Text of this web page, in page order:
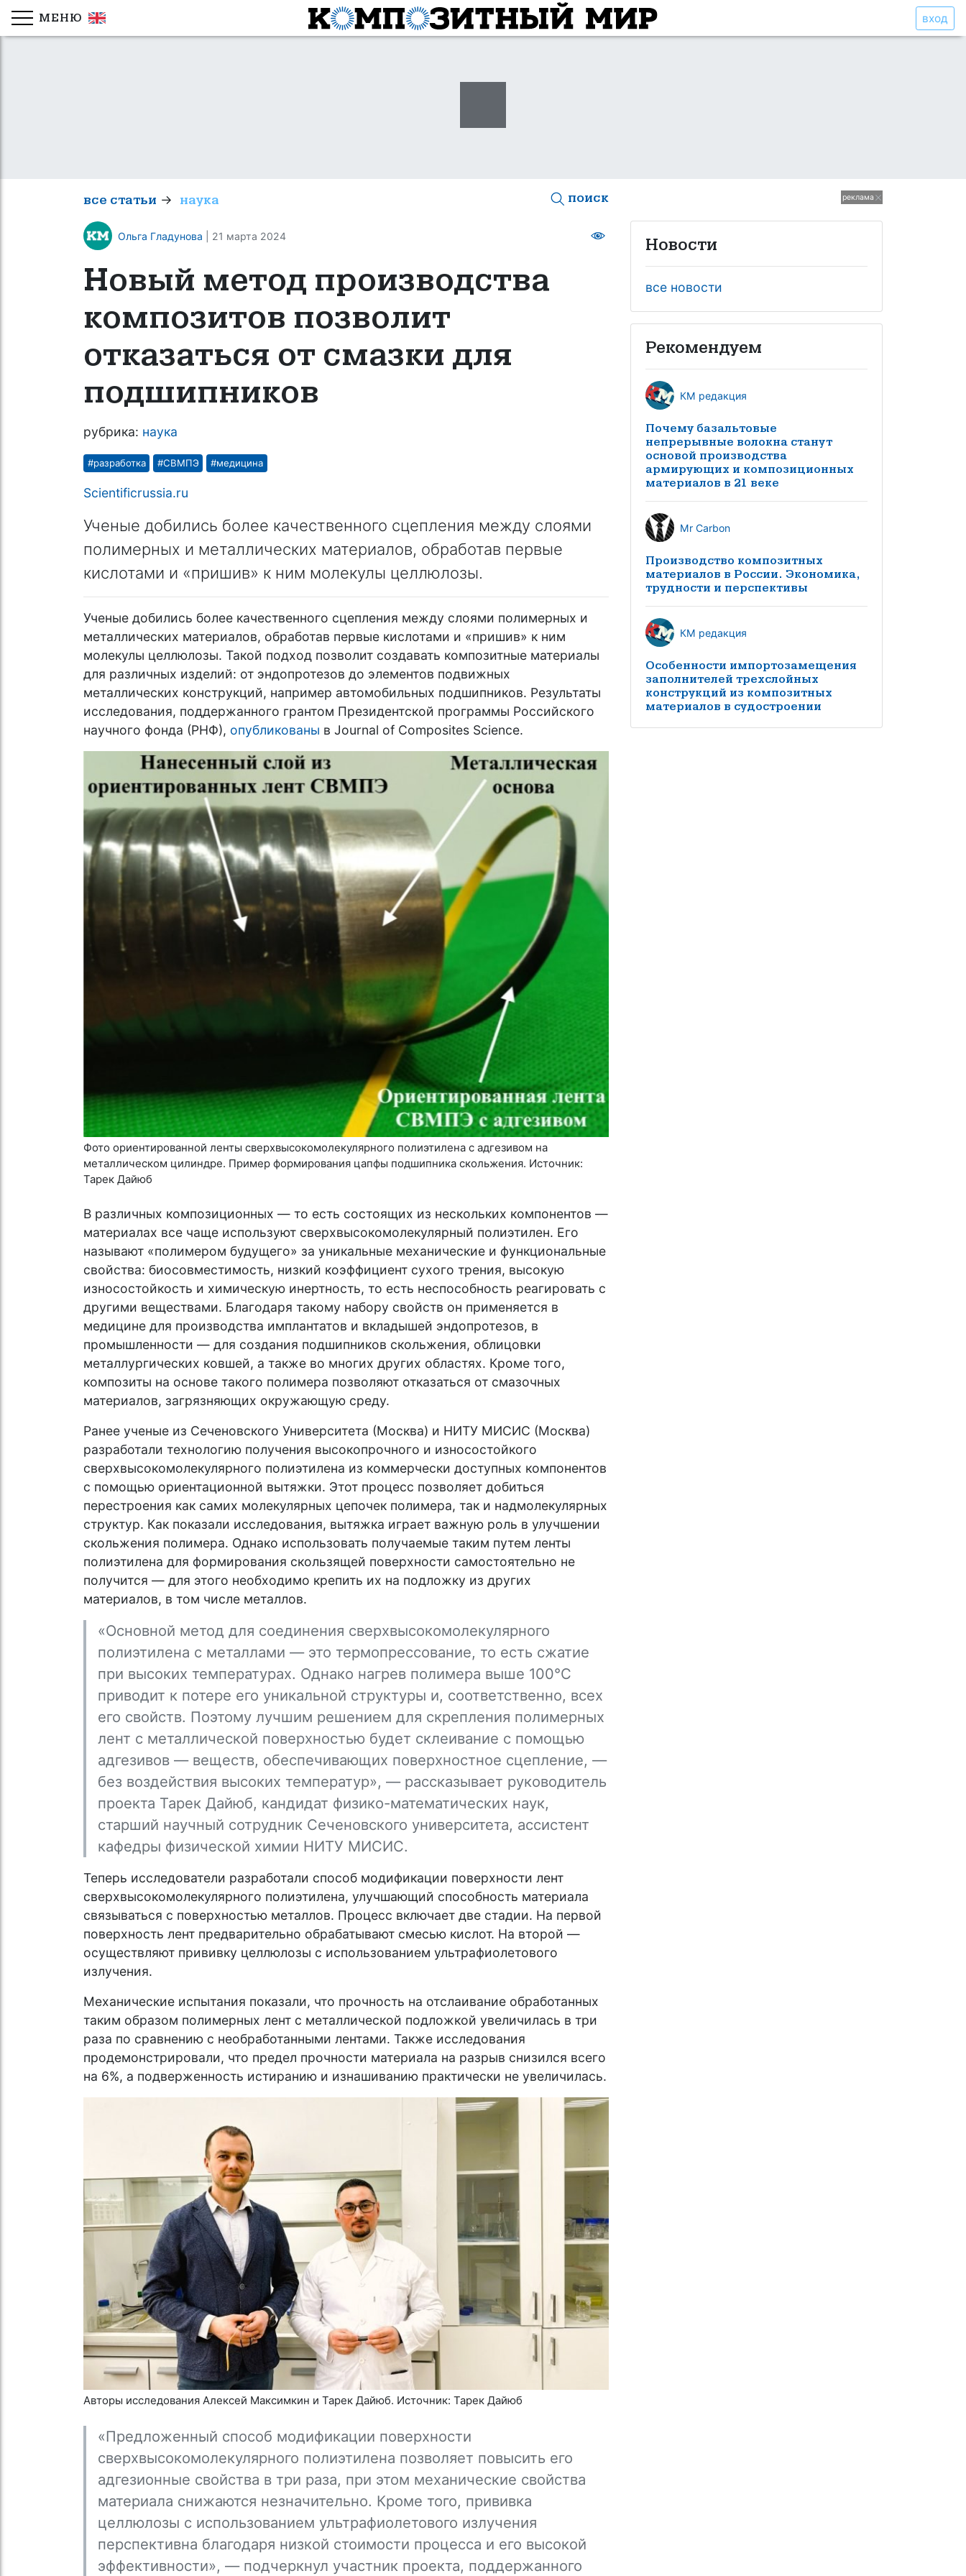
МЕНЮ вход
все статьи → наука поиск
Ольга Гладунова | 21 марта 2024
Новый метод производства
композитов позволит
отказаться от смазки для
подшипников
рубрика: наука
#разработка #СВМПЭ #медицина
Scientificrussia.ru
Ученые добились более качественного сцепления между слоями
полимерных и металлических материалов, обработав первые
кислотами и «пришив» к ним молекулы целлюлозы.
Ученые добились более качественного сцепления между слоями полимерных и
металлических материалов, обработав первые кислотами и «пришив» к ним
молекулы целлюлозы. Такой подход позволит создавать композитные материалы
для различных изделий: от эндопротезов до элементов подвижных
металлических конструкций, например автомобильных подшипников. Результаты
исследования, поддержанного грантом Президентской программы Российского
научного фонда (РНФ), опубликованы в Journal of Composites Science.
Фото ориентированной ленты сверхвысокомолекулярного полиэтилена с адгезивом на
металлическом цилиндре. Пример формирования цапфы подшипника скольжения. Источник:
Тарек Дайюб
В различных композиционных — то есть состоящих из нескольких компонентов —
материалах все чаще используют сверхвысокомолекулярный полиэтилен. Его
называют «полимером будущего» за уникальные механические и функциональные
свойства: биосовместимость, низкий коэффициент сухого трения, высокую
износостойкость и химическую инертность, то есть неспособность реагировать с
другими веществами. Благодаря такому набору свойств он применяется в
медицине для производства имплантатов и вкладышей эндопротезов, в
промышленности — для создания подшипников скольжения, облицовки
металлургических ковшей, а также во многих других областях. Кроме того,
композиты на основе такого полимера позволяют отказаться от смазочных
материалов, загрязняющих окружающую среду.
Ранее ученые из Сеченовского Университета (Москва) и НИТУ МИСИС (Москва)
разработали технологию получения высокопрочного и износостойкого
сверхвысокомолекулярного полиэтилена из коммерчески доступных компонентов
с помощью ориентационной вытяжки. Этот процесс позволяет добиться
перестроения как самих молекулярных цепочек полимера, так и надмолекулярных
структур. Как показали исследования, вытяжка играет важную роль в улучшении
скольжения полимера. Однако использовать получаемые таким путем ленты
полиэтилена для формирования скользящей поверхности самостоятельно не
получится — для этого необходимо крепить их на подложку из других
материалов, в том числе металлов.
«Основной метод для соединения сверхвысокомолекулярного
полиэтилена с металлами — это термопрессование, то есть сжатие
при высоких температурах. Однако нагрев полимера выше 100°С
приводит к потере его уникальной структуры и, соответственно, всех
его свойств. Поэтому лучшим решением для скрепления полимерных
лент с металлической поверхностью будет склеивание с помощью
адгезивов — веществ, обеспечивающих поверхностное сцепление, —
без воздействия высоких температур», — рассказывает руководитель
проекта Тарек Дайюб, кандидат физико-математических наук,
старший научный сотрудник Сеченовского университета, ассистент
кафедры физической химии НИТУ МИСИС.
Теперь исследователи разработали способ модификации поверхности лент
сверхвысокомолекулярного полиэтилена, улучшающий способность материала
связываться с поверхностью металлов. Процесс включает две стадии. На первой
поверхность лент предварительно обрабатывают смесью кислот. На второй —
осуществляют прививку целлюлозы с использованием ультрафиолетового
излучения.
Механические испытания показали, что прочность на отслаивание обработанных
таким образом полимерных лент с металлической подложкой увеличилась в три
раза по сравнению с необработанными лентами. Также исследования
продемонстрировали, что предел прочности материала на разрыв снизился всего
на 6%, а подверженность истиранию и изнашиванию практически не увеличилась.
Авторы исследования Алексей Максимкин и Тарек Дайюб. Источник: Тарек Дайюб
«Предложенный способ модификации поверхности
сверхвысокомолекулярного полиэтилена позволяет повысить его
адгезионные свойства в три раза, при этом механические свойства
материала снижаются незначительно. Кроме того, прививка
целлюлозы с использованием ультрафиолетового излучения
перспективна благодаря низкой стоимости процесса и его высокой
эффективности», — подчеркнул участник проекта, поддержанного
реклама
Новости
все новости
Рекомендуем
КМ редакция
Почему базальтовые
непрерывные волокна станут
основой производства
армирующих и композиционных
материалов в 21 веке
Mr Carbon
Производство композитных
материалов в России. Экономика,
трудности и перспективы
КМ редакция
Особенности импортозамещения
заполнителей трехслойных
конструкций из композитных
материалов в судостроении